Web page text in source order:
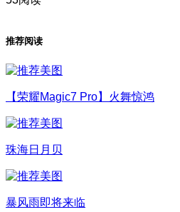
推荐阅读
【荣耀Magic7 Pro】火舞惊鸿
珠海日月贝
暴风雨即将来临